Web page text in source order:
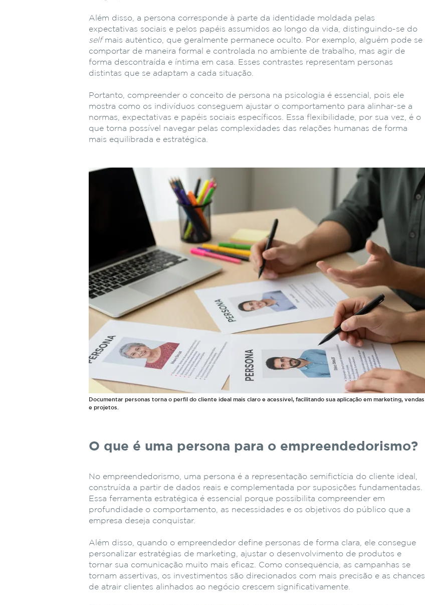
Além disso, a persona corresponde à parte da identidade moldada pelas
expectativas sociais e pelos papéis assumidos ao longo da vida, distinguindo-se do
self mais autêntico, que geralmente permanece oculto. Por exemplo, alguém pode se
comportar de maneira formal e controlada no ambiente de trabalho, mas agir de
forma descontraída e íntima em casa. Esses contrastes representam personas
distintas que se adaptam a cada situação.
Portanto, compreender o conceito de persona na psicologia é essencial, pois ele
mostra como os indivíduos conseguem ajustar o comportamento para alinhar-se a
normas, expectativas e papéis sociais específicos. Essa flexibilidade, por sua vez, é o
que torna possível navegar pelas complexidades das relações humanas de forma
mais equilibrada e estratégica.
Documentar personas torna o perfil do cliente ideal mais claro e acessível, facilitando sua aplicação em marketing, vendas
e projetos.
O que é uma persona para o empreendedorismo?
No empreendedorismo, uma persona é a representação semifictícia do cliente ideal,
construída a partir de dados reais e complementada por suposições fundamentadas.
Essa ferramenta estratégica é essencial porque possibilita compreender em
profundidade o comportamento, as necessidades e os objetivos do público que a
empresa deseja conquistar.
Além disso, quando o empreendedor define personas de forma clara, ele consegue
personalizar estratégias de marketing, ajustar o desenvolvimento de produtos e
tornar sua comunicação muito mais eficaz. Como consequência, as campanhas se
tornam assertivas, os investimentos são direcionados com mais precisão e as chances
de atrair clientes alinhados ao negócio crescem significativamente.